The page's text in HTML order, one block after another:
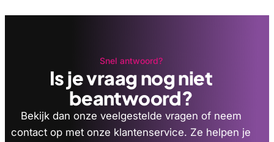
Snel antwoord?
Is je vraag nog niet
beantwoord?
Bekijk dan onze veelgestelde vragen of neem
contact op met onze klantenservice. Ze helpen je